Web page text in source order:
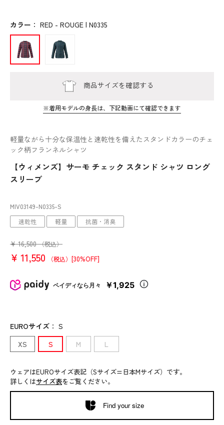
軽量ながら十分な保温性と速乾性を備えたスタンドカラーのチェ
ック柄フランネルシャツ
【ウィメンズ】サーモ チェック スタンド シャツ ロング
スリーブ
MIV03149-N0335-S
速乾性 軽量 抗菌・消臭
¥ 16,500 （税込）
¥ 11,550 （税込） [30%OFF]
ペイディなら月々 ￥1,925
カラー ： RED - ROUGE | N0335
商品サイズを確認する
※着用モデルの身長は、下記動画にて確認できます
EUROサイズ ： S
XS
S M L
ウェアはEUROサイズ表記（Sサイズ=日本Mサイズ）です。
詳しくはサイズ表をご覧ください。
Find your size